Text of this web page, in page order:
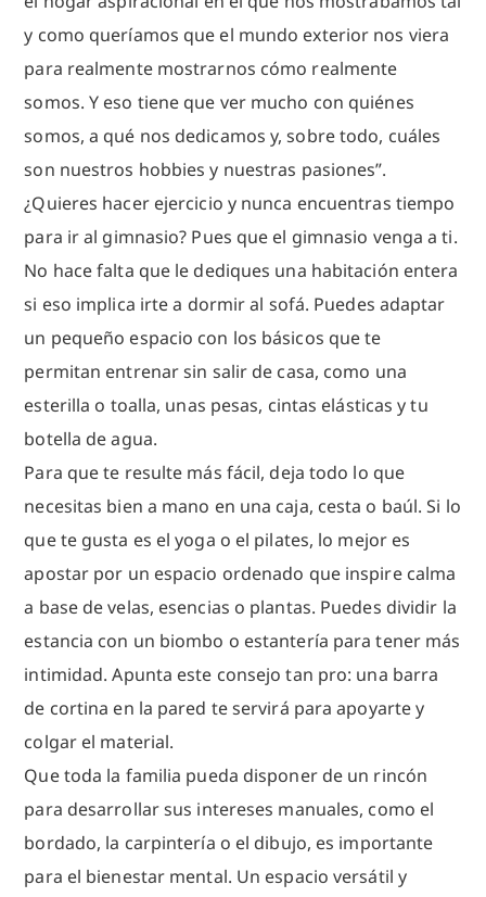
y como queríamos que el mundo exterior nos viera
para realmente mostrarnos cómo realmente
somos. Y eso tiene que ver mucho con quiénes
somos, a qué nos dedicamos y, sobre todo, cuáles
son nuestros hobbies y nuestras pasiones”.
¿Quieres hacer ejercicio y nunca encuentras tiempo
para ir al gimnasio? Pues que el gimnasio venga a ti.
No hace falta que le dediques una habitación entera
si eso implica irte a dormir al sofá. Puedes adaptar
un pequeño espacio con los básicos que te
permitan entrenar sin salir de casa, como una
esterilla o toalla, unas pesas, cintas elásticas y tu
botella de agua.
Para que te resulte más fácil, deja todo lo que
necesitas bien a mano en una caja, cesta o baúl. Si lo
que te gusta es el yoga o el pilates, lo mejor es
apostar por un espacio ordenado que inspire calma
a base de velas, esencias o plantas. Puedes dividir la
estancia con un biombo o estantería para tener más
intimidad. Apunta este consejo tan pro: una barra
de cortina en la pared te servirá para apoyarte y
colgar el material.
Que toda la familia pueda disponer de un rincón
para desarrollar sus intereses manuales, como el
bordado, la carpintería o el dibujo, es importante
para el bienestar mental. Un espacio versátil y